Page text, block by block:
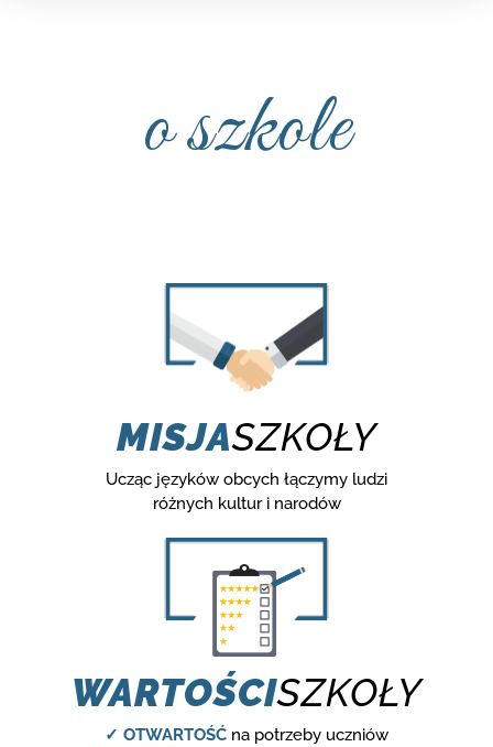
o szkole
MISJASZKOŁY
Ucząc języków obcych łączymy ludzi
różnych kultur i narodów
WARTOŚCISZKOŁY
✓ OTWARTOŚĆ na potrzeby uczniów